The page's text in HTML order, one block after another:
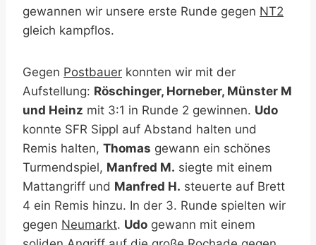
gewannen wir unsere erste Runde gegen NT2
gleich kampflos.
Gegen Postbauer konnten wir mit der
Aufstellung: Röschinger, Horneber, Münster M
und Heinz mit 3:1 in Runde 2 gewinnen. Udo
konnte SFR Sippl auf Abstand halten und
Remis halten, Thomas gewann ein schönes
Turmendspiel, Manfred M. siegte mit einem
Mattangriff und Manfred H. steuerte auf Brett
4 ein Remis hinzu. In der 3. Runde spielten wir
gegen Neumarkt. Udo gewann mit einem